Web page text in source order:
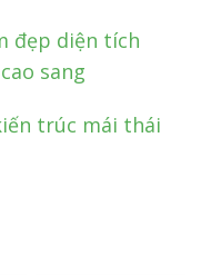
đẹp diện tích
sang
trúc mái thái